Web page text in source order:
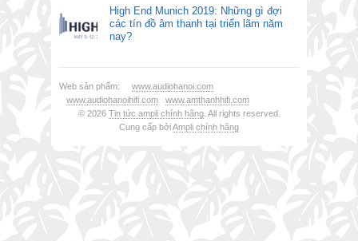
High End Munich 2019: Những gì đợi
các tín đồ âm thanh tại triển lãm năm
nay?
Web sản phẩm: www.audiohanoi.com
www.audiohanoihifi.com
www.amthanhhifi.com
© 2026 Tin tức ampli chính hãng. All rights reserved.
Cung cấp bởiAmpli chính hãng